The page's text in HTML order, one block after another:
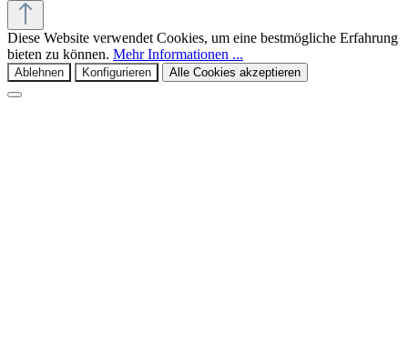
Diese Website verwendet Cookies, um eine bestmögliche Erfahrung
bieten zu können. Mehr Informationen ...
Ablehnen Konfigurieren Alle Cookies akzeptieren